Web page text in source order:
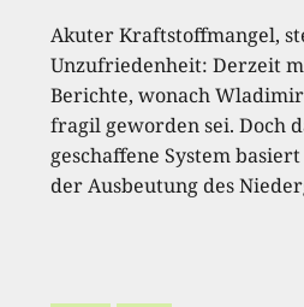
Akuter Kraftstoffmangel,
Unzufriedenheit: Derzeit
Berichte, wonach
fragil geworden sei. Doch
geschaffene System
der Ausbeutung des